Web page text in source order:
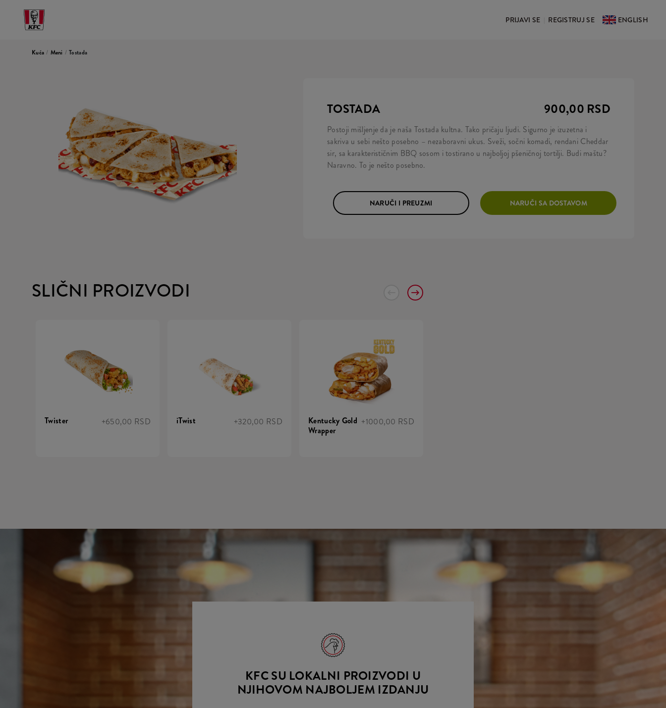
PRIJAVI SE REGISTRUJ SE ENGLISH
Kuća / Meni / Tostada
TOSTADA 900,00 RSD
Postoji mišljenje da je naša Tostada kultna. Tako pričaju ljudi. Sigurno je izuzetna i
sakriva u sebi nešto posebno – nezaboravni ukus. Sveži, sočni komadi, rendani Cheddar
sir, sa karakterističnim BBQ sosom i tostirano u najboljoj pšeničnoj tortilji. Budi maštu?
Naravno. To je nešto posebno.
NARUČI I PREUZMI NARUČI SA DOSTAVOM
SLIČNI PROIZVODI
Twister +650,00 RSD iTwist +320,00 RSD
Kentucky Gold
Wrapper
+1000,00 RSD
KFC SU LOKALNI PROIZVODI U
NJIHOVOM NAJBOLJEM IZDANJU